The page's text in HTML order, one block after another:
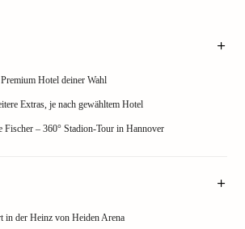
Hotel deiner Wahl
Extras, je nach gewähltem Hotel
Fischer – 360° Stadion-Tour in Hannover
in der Heinz von Heiden Arena